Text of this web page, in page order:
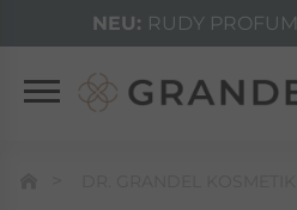
NEU: RUDY